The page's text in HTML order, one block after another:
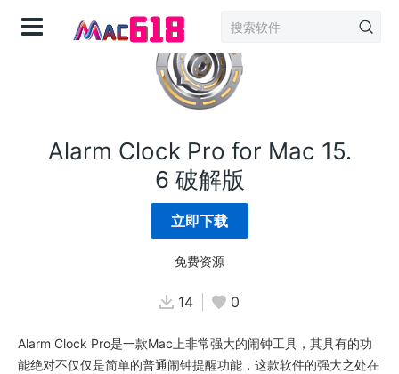
Alarm Clock Pro for Mac 15.
6 破解版
立即下载
免费资源
14 0
Alarm Clock Pro是一款Mac上非常强大的闹钟工具，其具有的功
能绝对不仅仅是简单的普通闹钟提醒功能，这款软件的强大之处在